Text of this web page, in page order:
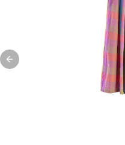
Previous slide